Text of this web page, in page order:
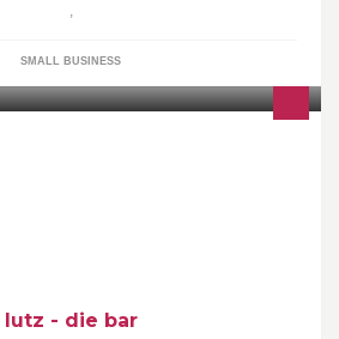
,
SMALL BUSINESS
lutz - die bar